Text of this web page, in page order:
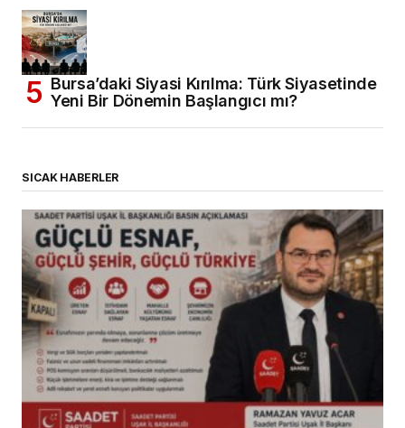
Bursa’daki Siyasi Kırılma: Türk Siyasetinde
Yeni Bir Dönemin Başlangıcı mı?
SICAK HABERLER
(başlıksız)